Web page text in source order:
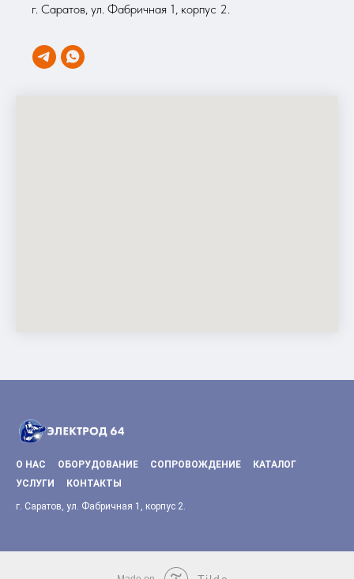
г. Саратов, ул. Фабричная 1, корпус 2.
О НАС ОБОРУДОВАНИЕ СОПРОВОЖДЕНИЕ
КАТАЛОГ
УСЛУГИ
КОНТАКТЫ
г. Саратов, ул. Фабричная 1, корпус 2.